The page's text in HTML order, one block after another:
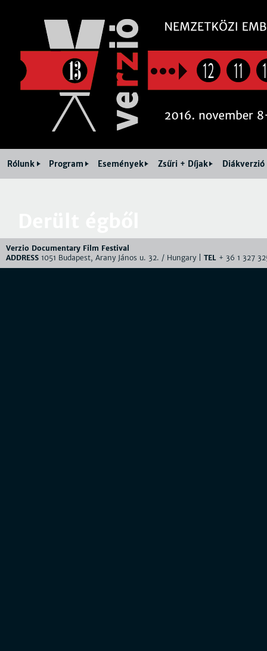
12 11
Rólunk Program Események Zsűri + Díjak Diákverzió
Verzio Documentary Film Festival
ADDRESS 1051 Budapest, Arany János u. 32. / Hungary | TEL + 36 1 327